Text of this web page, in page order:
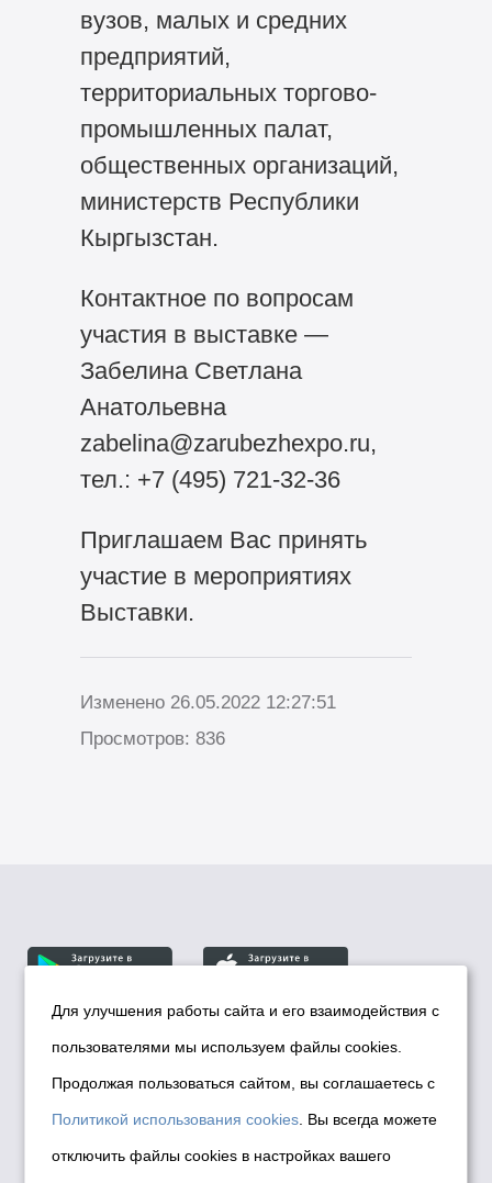
вузов, малых и средних
предприятий,
территориальных торгово-
промышленных палат,
общественных организаций,
министерств Республики
Кыргызстан.
Контактное по вопросам
участия в выставке —
Забелина Светлана
Анатольевна
zabelina@zarubezhexpo.ru,
тел.: +7 (495) 721-32-36
Приглашаем Вас принять
участие в мероприятиях
Выставки.
Изменено 26.05.2022 12:27:51
Просмотров: 836
© Департамент информационной политики мэрии
города Новосибирска, 2026
Политика использования Cookies
Политика по обработке персональных
данных в информационных системах
Для улучшения работы сайта и его взаимодействия с
пользователями мы используем файлы cookies.
Продолжая пользоваться сайтом, вы соглашаетесь с
Политикой использования cookies . Вы всегда можете
отключить файлы cookies в настройках вашего